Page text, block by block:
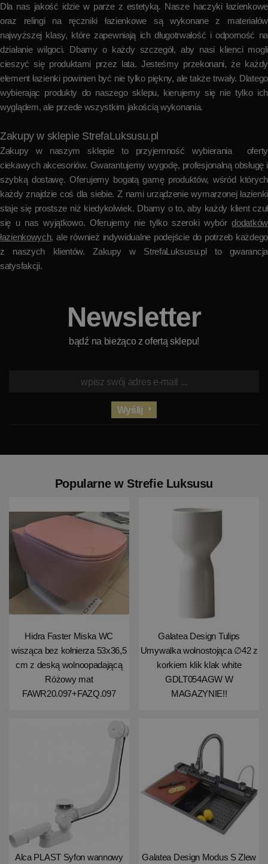
Dla nas jakość idzie w parze z estetyką. Nasze haczyki łazienkowe
oraz relingi na ręczniki łazienkowe są wykonane z materiałów
najwyższej klasy, które zapewniają ich długotrwałość i odporność na
działanie wilgoci. Dbamy o każdy szczegół, aby nasi klienci mogli
cieszyć się produktami przez lata. Jesteśmy przekonani, że każdy
element łazienki powinien być nie tylko piękny, ale także trwały. Dlatego
wybierając produkty do naszego sklepu, kierujemy się nie tylko ich
wyglądem, ale przede wszystkim jakością wykonania.
Zakupy w sklepie StrefaLuksusu.pl
Zakupy w naszym sklepie to przyjemność wybierania oferty
ciekawych akcesoriów. Gwarantujemy wygodę, profesjonalną obsługę i
szybką dostawę. Oferujemy bogatą gamę produktów, wśród których
każdy znajdzie coś dla siebie. Z nami urządzenie wymarzonej łazienki
staje się prostsze niż kiedykolwiek. Dbamy o to, aby każdy klient czuł
się u nas wyjątkowo. Oferujemy nie tylko szeroki wybórdodatków
łazienkowych, ale również indywidualne podejście do potrzeb każdego
z naszych klientów. Zakupy w StrefaLuksusu.pl to gwarancja
satysfakcji.
Newsletter
bądź na bieżąco z ofertą sklepu!
Wyślij
Popularne w Strefie Luksusu
Hidra Faster Miska WC
wisząca bez kołnierza 53x36,5
cm z deską wolnoopadającą
Różowy mat
FAWR20.097+FAZQ.097
Galatea Design Tulips
Umywalka wolnostojąca ∅42 z
korkiem klik klak white
GDLT054AGW W
MAGAZYNIE!!
Alca PLAST Syfon wannowy
Galatea Design Modus S Zlew